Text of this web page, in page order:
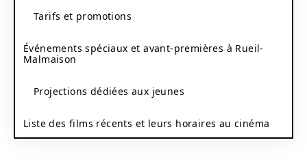
Tarifs et promotions
Événements spéciaux et avant-premières à Rueil-
Malmaison
Projections dédiées aux jeunes
Liste des films récents et leurs horaires au cinéma